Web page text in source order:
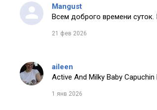
Mangust
Всем доброго времени суток.
21 фев 2026
aileen
Active And Milky Baby
1 янв 2026